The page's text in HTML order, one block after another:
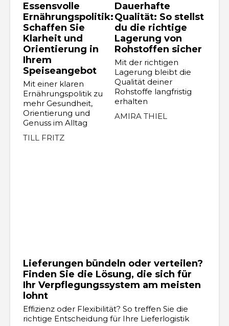
Essensvolle
Ernährungspolitik:
Schaffen Sie
Klarheit und
Orientierung in
Ihrem
Speiseangebot
Mit einer klaren
Ernährungspolitik zu
mehr Gesundheit,
Orientierung und
Genuss im Alltag
TILL FRITZ
Dauerhafte
Qualität: So stellst
du die richtige
Lagerung von
Rohstoffen sicher
Mit der richtigen
Lagerung bleibt die
Qualität deiner
Rohstoffe langfristig
erhalten
AMIRA THIEL
Lieferungen bündeln oder verteilen?
Finden Sie die Lösung, die sich für
Ihr Verpflegungssystem am meisten
lohnt
Effizienz oder Flexibilität? So treffen Sie die
richtige Entscheidung für Ihre Lieferlogistik